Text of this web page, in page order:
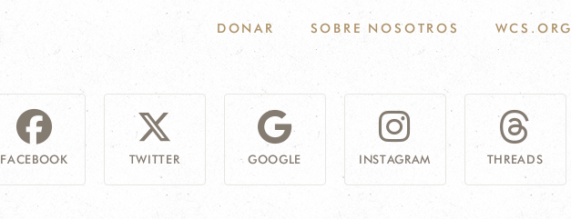
DONAR SOBRE NOSOTROS WCS.ORG
FACEBOOK TWITTER GOOGLE INSTAGRAM THREADS